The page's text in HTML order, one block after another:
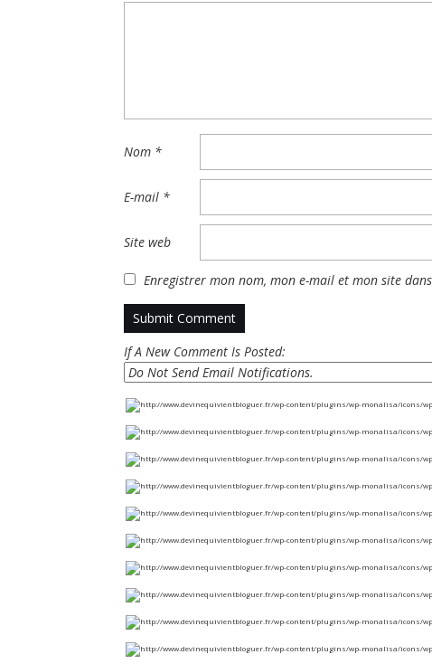
Nom *
E-mail *
Site web
Enregistrer mon nom, mon e-mail et mon site
If A New Comment Is Posted: